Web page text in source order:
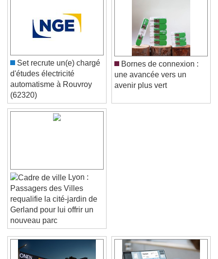
Video Player is loading.
Set recrute un(e) chargé
d'études électricité
automatisme à Rouvroy
(62320)
Bornes de connexion :
une avancée vers un
Lyon :
Passagers des Villes
requalifie la cité-jardin de
Gerland pour lui offrir un
nouveau parc